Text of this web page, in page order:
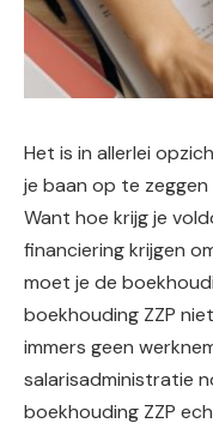
Het is in allerlei
je baan op te
Want hoe krijg je
financiering krijgen
moet je de
boekhouding ZZP
immers geen
salarisadministratie
boekhouding ZZP